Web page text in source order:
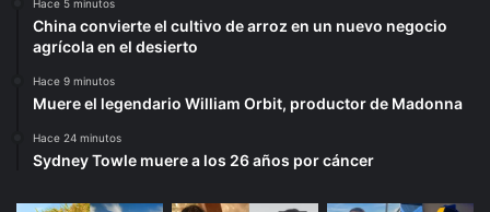
Hace 5 minutos
China convierte el cultivo de arroz en un nuevo negocio
agrícola en el desierto
Hace 9 minutos
Muere el legendario William Orbit, productor de Madonna
Hace 24 minutos
Sydney Towle muere a los 26 años por cáncer